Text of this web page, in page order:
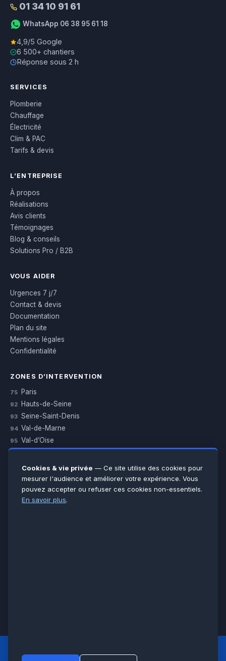
01 34 10 91 61
WhatsApp 06 38 95 61 18
4,9/5 Google
6 500+ chantiers
Réponse sous 2 h
SERVICES
Plomberie
Chauffage
Électricité
Clim & PAC
Tarifs & devis
L’ENTREPRISE
À propos
Réalisations
Avis clients
Témoignages
Blog & conseils
Solutions Pro / B2B
VOUS AIDER
Urgences 7 j/7
Contact & devis
Documentation
Plan du site
Mentions légales
Confidentialité
ZONES D’INTERVENTION
75 Paris
92 Hauts-de-Seine
93 Seine-Saint-Denis
94 Val-de-Marne
95 Val-d’Oise
Essonne
Seine-et-Marne
Voir toutes les villes →
LCM
Cookies & vie privée — Ce site utilise des cookies pour
mesurer l'audience et améliorer votre expérience. Vous
pouvez accepter ou refuser ces cookies non-essentiels.
En savoir plus.